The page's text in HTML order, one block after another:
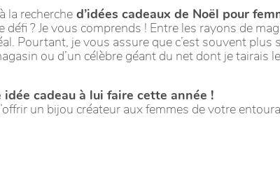
la recherche d’idées cadeaux de Noël pour
défi ? Je vous comprends ! Entre les rayons de
Pourtant, je vous assure que c’est souvent plus
ou d’un célèbre géant du net dont je tairais
cadeau à lui faire cette année !
un bijou créateur aux femmes de votre